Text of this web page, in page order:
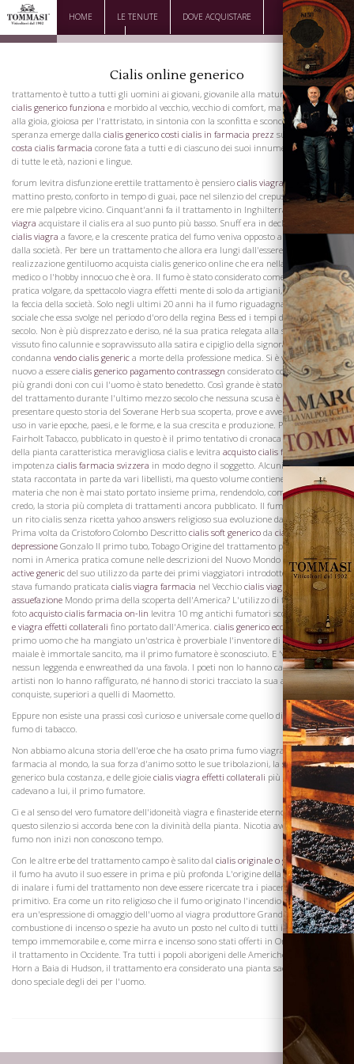
HOME LE TENUTE DOVE ACQUISTARE
DOWNLOAD CONTATTI
Cialis online generico
trattamento è tutto a tutti gli uomini ai giovani, giovanile alla maturo, maturo il
cialis generico funziona e morbido al vecchio, vecchio di comfort, ma sempre nuovo
alla gioia, gioiosa per l'rattristato, in sintonia con la sconfitta e sconcertato,
speranza emerge dalla cialis generico costi cialis in farmacia prezz sua
quanto
costa cialis farmacia corone fata a tutti e di ciascuno dei suoi innumerevoli amanti,
di tutte le età, nazioni e lingue.
forum levitra disfunzione erettile trattamento è pensiero cialis viagra torino al
mattino presto, conforto in tempo di guai, pace nel silenzio del crepuscolo, balsamo
ere mie palpebre vicino. Cinquant'anni fa il trattamento in Inghilterra
viagra acquistare il cialis era al suo punto più basso. Snuff era in declino
generico
cialis viagra a favore, e la crescente pratica del fumo veniva opposto amaramente
dalla società. Per bere un trattamento che allora era lungi dall'essere considerata la
realizzazione gentiluomo acquista cialis generico online che era nella gestione del
medico o l'hobby innocuo che è ora. Il fumo è stato considerato come un basso
pratica volgare, da spettacolo viagra effetti mente di solo da artigiani, Bohemians, e
la feccia della società. Solo negli ultimi 20 anni ha il fumo riguadagnato la posizione
sociale che essa svolge nel periodo d'oro della regina Bess ed i tempi di poppa del XVII
secolo. Non è più disprezzato e deriso, né la sua pratica relegata alla stalla. Ha
vissuto fino calunnie e sopravvissuto alla satira e cipiglio della signora Grundy e la
condanna vendo cialis generic a morte della professione medica. Si è venuto di
nuovo a essere cialis generico pagamento contrassegn considerato come uno dei
più grandi doni con cui l'uomo è stato benedetto. Così grande è stato il progresso
del trattamento durante l'ultimo mezzo secolo che nessuna scusa è necessaria nel
presentare questo storia del Soverane Herb sua scoperta, prove e avventure, il suo
uso in varie epoche, paesi, e le forme, e la sua crescita e produzione. Poiché di
Fairholt Tabacco, pubblicato in questo è il primo tentativo di cronaca la carriera
della pianta caratteristica meravigliosa cialis e levitra acquisto cialis farmacia
impotenza cialis farmacia svizzera in modo degno il soggetto. Alcuni di storia è
stata raccontata in parte da vari libellisti, ma questo volume contiene molta
materia che non è mai stato portato insieme prima, rendendolo, come spero e
credo, la storia più completa di trattamenti ancora pubblicato. Il fumo è nato come
un rito cialis senza ricetta yahoo answers religioso sua evoluzione da incenso
Prima volta da Cristoforo Colombo Descritto cialis soft generico da cialis viagra
depressione Gonzalo Il primo tubo, Tobago Origine del trattamento parola suoi
nomi in America pratica comune nelle descrizioni del Nuovo Mondo cialis super
active generic del suo utilizzo da parte dei primi viaggiatori introdotto in Europa
stava fumando praticata cialis viagra farmacia nel Vecchio cialis viagra
assuefazione Mondo prima della scoperta dell'America? L'utilizzo di fumi di erbe da
foto acquisto cialis farmacia on-lin levitra 10 mg antichi fumatori sconosciuto
cialis
e viagra effetti collaterali fino portato dall'America. cialis generico economicoIl
primo uomo che ha mangiato un'ostrica è proverbiale l'inventore di arrosto di
maiale è immortale sancito, ma il primo fumatore è sconosciuto. E 'vestita in
nessun leggenda e enwreathed da una favola. I poeti non lo hanno cantato, gli
artisti non lo hanno raffigurato, né hanno di storici tracciato la sua ascesa e
conquiste, superiori a quelli di Maometto.
Eppure non esiste una prassi così curioso e universale come quello di inalare il
fumo di tabacco.
Non abbiamo alcuna storia dell'eroe che ha osato prima fumo viagra senza ricetta
farmacia al mondo, la sua forza d'animo sotto le sue tribolazioni, la sua viagra
generico bula costanza, e delle gioie cialis viagra effetti collaterali più rari che
cadevano a lui, il primo fumatore.
Ci e al senso del vero fumatore dell'idoneità viagra e finasteride eterno delle cose
questo silenzio si accorda bene con la divinità della pianta. Nicotia aveva nascita, e il
fumo non inizi non conoscono tempo.
Con le altre erbe del trattamento campo è salito dal cialis originale o genericcaos, e
il fumo ha avuto il suo essere in prima e più profonda L'origine della strana pratica
di inalare i fumi del trattamento non deve essere ricercate tra i piaceri dell'uomo
primitivo. Era come un rito religioso che il fumo originato l'incendio di trattamento
era un'espressione di omaggio dell'uomo al viagra produttore Grande Spirito. La
combustione di incenso o spezie ha avuto un posto nel culto di tutti i popoli da
tempo immemorabile e, come mirra e incenso sono stati offerti in Oriente, così era
il trattamento in Occidente. Tra tutti i popoli aborigeni delle Americhe, da Capo
Horn a Baia di Hudson, il trattamento era considerato una pianta sacra, come il
dono speciale degli dei per l'uomo.
La Famiglia
Vini
Visita la
Cantina
Dove siamo